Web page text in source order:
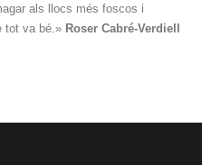
als llocs més foscos i
tot va bé.» Roser Cabré-Verdiell